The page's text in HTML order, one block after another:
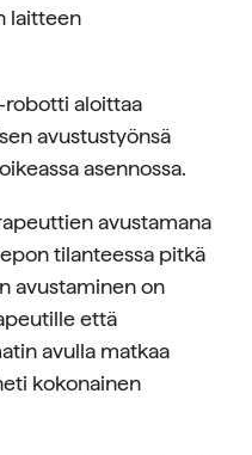
laitteen
robotti aloittaa
avustustyönsä
asennossa.
avustamana
tilanteessa pitkä
avustaminen on
että
avulla matkaa
kokonainen